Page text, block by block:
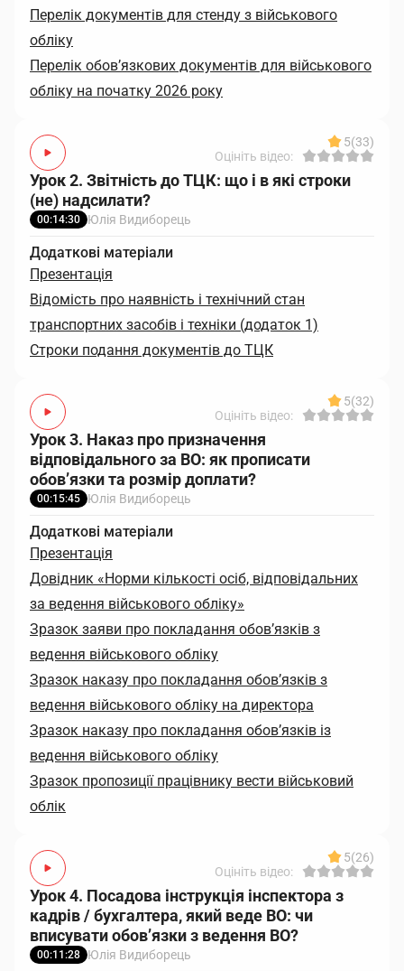
Перелік документів для стенду з військового
обліку
Перелік обов’язкових документів для військового
обліку на початку 2026 року
5(33)
Оцініть відео:
Урок 2. Звітність до ТЦК: що і в які строки
(не) надсилати?
00:14:30 Юлія Видиборець
Додаткові матеріали
Презентація
Відомість про наявність і технічний стан
транспортних засобів і техніки (додаток 1)
Строки подання документів до ТЦК
5(32)
Оцініть відео:
Урок 3. Наказ про призначення
відповідального за ВО: як прописати
обов’язки та розмір доплати?
00:15:45 Юлія Видиборець
Додаткові матеріали
Презентація
Довідник «Норми кількості осіб, відповідальних
за ведення військового обліку»
Зразок заяви про покладання обовʼязків з
ведення військового обліку
Зразок наказу про покладання обовʼязків з
ведення військового обліку на директора
Зразок наказу про покладання обов’язків із
ведення військового обліку
Зразок пропозиції працівнику вести військовий
облік
5(26)
Оцініть відео:
Урок 4. Посадова інструкція інспектора з
кадрів / бухгалтера, який веде ВО: чи
вписувати обов’язки з ведення ВО?
00:11:28 Юлія Видиборець